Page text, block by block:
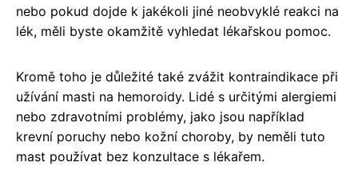
nebo pokud dojde k jakékoli jiné neobvyklé reakci na
lék, měli byste okamžitě vyhledat lékařskou pomoc.
Kromě toho je důležité také zvážit kontraindikace při
užívání masti na hemoroidy. Lidé s určitými alergiemi
nebo zdravotními problémy, jako jsou například
krevní poruchy nebo kožní choroby, by neměli tuto
mast používat bez konzultace s lékařem.